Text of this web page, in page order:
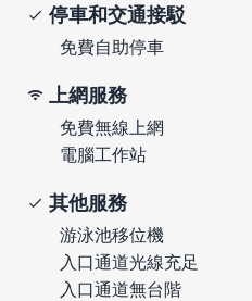
停車和交通接駁
免費自助停車
上網服務
免費無線上網
電腦工作站
其他服務
游泳池移位機
入口通道光線充足
入口通道無台階